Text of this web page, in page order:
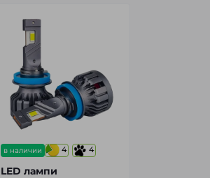
в наличии 4 4
LED лампи